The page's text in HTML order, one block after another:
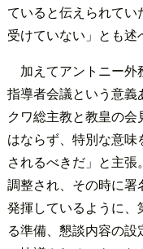
ていると伝えられてい
受けていない」とも述
加えてアントニー
指導者会議という意義
クワ総主教と教皇の会
はならず、特別な意
されるべきだ」と主
調整され、その時に
発揮しているように
る準備、懇談内容の